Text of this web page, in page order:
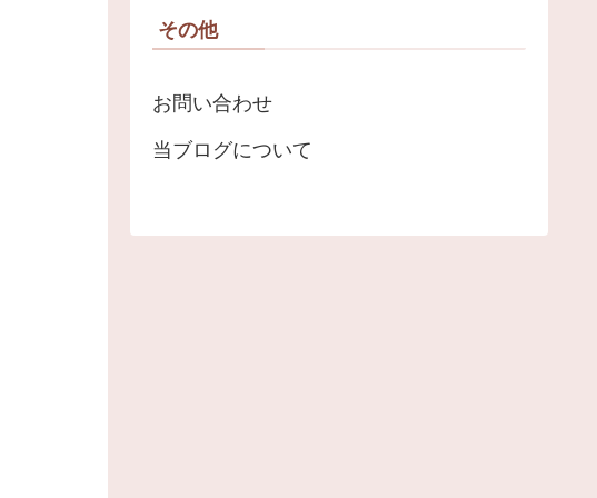
その他
お問い合わせ
当ブログについて